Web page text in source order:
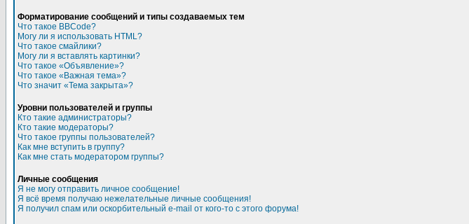
Форматирование сообщений и типы создаваемых тем
Что такое BBCode?
Могу ли я использовать HTML?
Что такое смайлики?
Могу ли я вставлять картинки?
Что такое «Объявление»?
Что такое «Важная тема»?
Что значит «Тема закрыта»?
Уровни пользователей и группы
Кто такие администраторы?
Кто такие модераторы?
Что такое группы пользователей?
Как мне вступить в группу?
Как мне стать модератором группы?
Личные сообщения
Я не могу отправить личное сообщение!
Я всё время получаю нежелательные личные сообщения!
Я получил спам или оскорбительный e-mail от кого-то с этого форума!